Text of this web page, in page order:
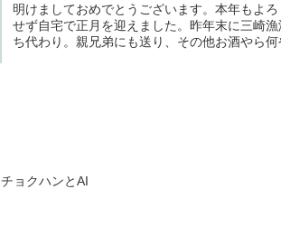
明けましておめでとうございます。本年もよ
せず自宅で正月を迎えました。昨年末に三崎
ち代わり。親兄弟にも送り、その他お酒やら
チョクハンとAI